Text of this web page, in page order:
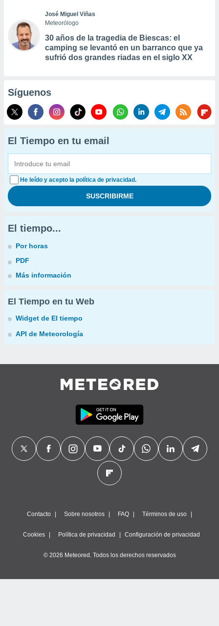
José Miguel Viñas
Meteorólogo
30 años de la tragedia de Biescas: el
camping se levantó en un barranco que ya
sufrió dos grandes riadas en el siglo XX
Síguenos
El Tiempo en tu email
He leído y acepto la política de privacidad.
El tiempo...
Por horas
PDF
Más información
El Tiempo en tu Web
Widget de El tiempo
API de Meteorología
Contacto Sobre nosotros FAQ Términos de uso
Cookies Política de privacidad Configuración de privacidad
© 2026 Meteored. Todos los derechos reservados